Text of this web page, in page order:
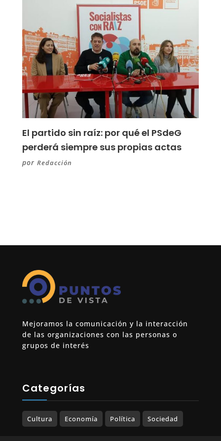
El partido sin raíz: por qué el PSdeG
perderá siempre sus propias actas
por Redacción
Mejoramos la comunicación y la interacción
de las organizaciones con las personas o
grupos de interés
Categorías
Cultura Economía Política Sociedad